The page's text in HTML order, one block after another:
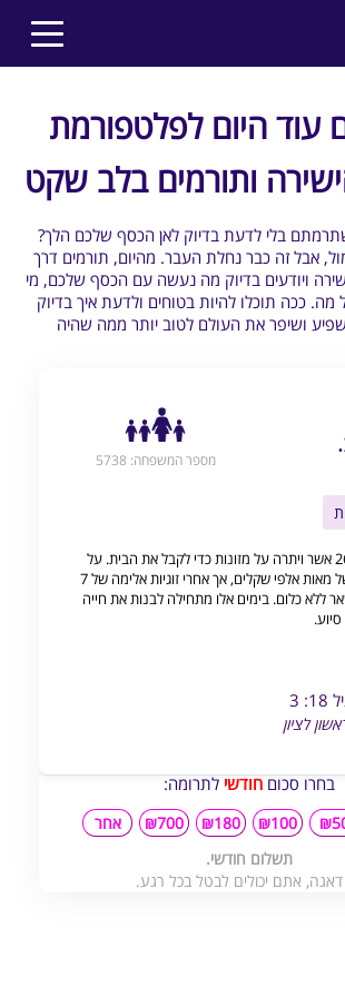
עוד היום לפלטפורמת
ותורמים בלב שקט
שתרמתם בלי לדעת בדיוק לאן הכסף שלכם הלך
אבל זה כבר נחלת העבר. מהיום, תורמים דרך
ויודעים בדיוק מה נעשה עם הכסף שלכם, מי
ככה תוכלו להיות בטוחים ולדעת איך בדיוק
ושיפר את העולם לטוב יותר ממה שהיה
מספר המשפחה: 5738
אישה צעירה בת 26 אשר ויתרה על מזונות כדי לקבל את הבית. על
הדירה יש חובות של מאות אלפי שקלים, אך אחרי זוגיות אלימה של 7
כלום. בימים אלו מתחילה לבנות את חייה
3
לציון
בחרו סכום חודשי לתרומה:
₪100
₪180
₪700
אחר
תשלום חודשי.
אתם יכולים לבטל בכל רגע.